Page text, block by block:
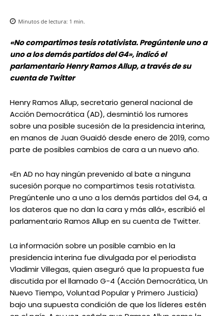
Minutos de lectura: 1 min.
«No compartimos tesis rotativista. Pregúntenle uno a
uno a los demás partidos del G4», indicó el
parlamentario Henry Ramos Allup, a través de su
cuenta de Twitter
Henry Ramos Allup, secretario general nacional de
Acción Democrática (AD), desmintió los rumores
sobre una posible sucesión de la presidencia interina,
en manos de Juan Guaidó desde enero de 2019, como
parte de posibles cambios de cara a un nuevo año.
«En AD no hay ningún prevenido al bate a ninguna
sucesión porque no compartimos tesis rotativista.
Pregúntenle uno a uno a los demás partidos del G4, a
los dateros que no dan la cara y más allá», escribió el
parlamentario Ramos Allup en su cuenta de Twitter.
La información sobre un posible cambio en la
presidencia interina fue divulgada por el periodista
Vladimir Villegas, quien aseguró que la propuesta fue
discutida por el llamado G-4 (Acción Democrática, Un
Nuevo Tiempo, Voluntad Popular y Primero Justicia)
bajo una supuesta condición de que los líderes estén